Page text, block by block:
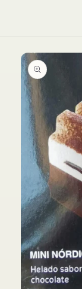
directamente
información
del producto